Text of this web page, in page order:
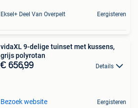
Eksel+ Deel Van Overpelt Eergisteren
vidaXL 9-delige tuinset met kussens,
grijs polyrotan
€ 656,99 Details
Bezoek website Eergisteren